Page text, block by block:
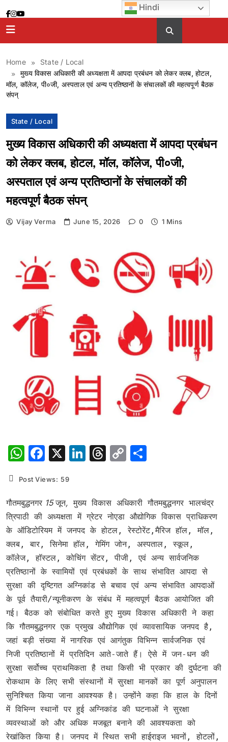
to
content
Home
State / Local
मुख्य विकास अधिकारी की अध्यक्षता में आपदा प्रबंधन को लेकर क्लब, होटल,
मॉल, कॉलेज, पी०जी, अस्पताल एवं अन्य प्रतिष्ठानों के संचालकों की महत्वपूर्ण बैठक
संपन्
State / Local
मुख्य विकास अधिकारी की अध्यक्षता में आपदा प्रबंधन
को लेकर क्लब, होटल, मॉल, कॉलेज, पी०जी,
अस्पताल एवं अन्य प्रतिष्ठानों के संचालकों की
महत्वपूर्ण बैठक संपन्
Vijay Verma June 15, 2026 0 1 Mins
WhatsApp
Facebook
X LinkedIn
Threads
Copy
Post Views: 59
गौतमबुद्धनगर 15जून, मुख्य विकास अधिकारी गौतमबुद्धनगर भालचंद्र
त्रिपाठी की अध्यक्षता में ग्रेटर नोएडा औद्योगिक विकास प्राधिकरण
के ऑडिटोरियम में जनपद के होटल, रेस्टोरेंट,मैरिज हॉल, मॉल,
क्लब, बार, सिनेमा हॉल, गेमिंग जोन, अस्पताल, स्कूल,
कॉलेज, हॉस्टल, कोचिंग सेंटर, पीजी, एवं अन्य सार्वजनिक
प्रतिष्ठानों के स्वामियों एवं प्रबंधकों के साथ संभावित आपदा से
सुरक्षा की दृष्टिगत अग्निकांड से बचाव एवं अन्य संभावित आपदाओं
के पूर्व तैयारी/न्यूनीकरण के संबंध में महत्वपूर्ण बैठक आयोजित की
गई। बैठक को संबोधित करते हुए मुख्य विकास अधिकारी ने कहा
कि गौतमबुद्धनगर एक प्रमुख औद्योगिक एवं व्यावसायिक जनपद है,
जहां बड़ी संख्या में नागरिक एवं आगंतुक विभिन्न सार्वजनिक एवं
निजी प्रतिष्ठानों में प्रतिदिन आते-जाते हैं। ऐसे में जन-धन की
सुरक्षा सर्वोच्च प्राथमिकता है तथा किसी भी प्रकार की दुर्घटना की
रोकथाम के लिए सभी संस्थानों में सुरक्षा मानकों का पूर्ण अनुपालन
सुनिश्चित किया जाना आवश्यक है। उन्होंने कहा कि हाल के दिनों
में विभिन्न स्थानों पर हुई अग्निकांड की घटनाओं ने सुरक्षा
व्यवस्थाओं को और अधिक मजबूत बनाने की आवश्यकता को
रेखांकित किया है। जनपद में स्थित सभी हाईराइज भवनों, होटलों,
Hindi